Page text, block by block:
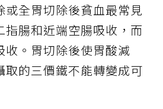
或全胃切除後貧血最常見
指腸和近端空腸吸收，而
收。胃切除後使胃酸減
取的三價鐵不能轉變成可